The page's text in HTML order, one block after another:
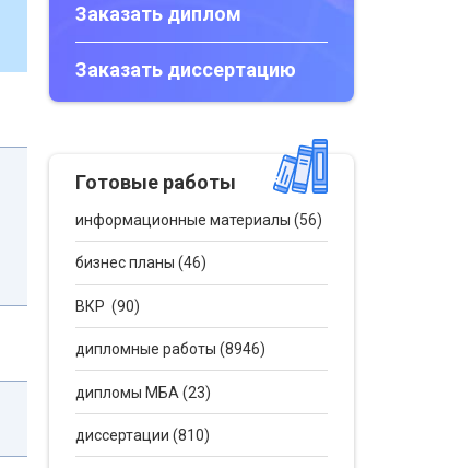
Заказать диплом
Заказать диссертацию
Готовые работы
информационные материалы (56)
бизнес планы (46)
ВКР (90)
дипломные работы (8946)
дипломы МБА (23)
диссертации (810)